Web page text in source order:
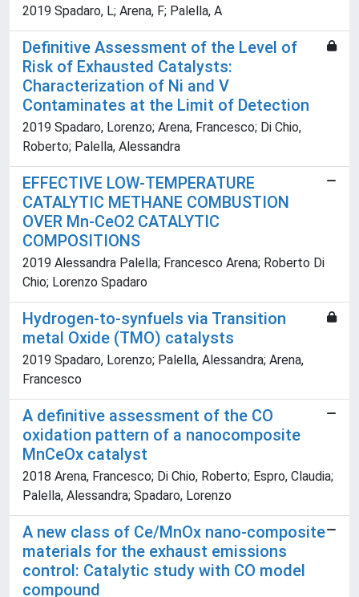
2019 Spadaro, L; Arena, F; Palella, A
Definitive Assessment of the Level of
Risk of Exhausted Catalysts:
Characterization of Ni and V
Contaminates at the Limit of Detection
2019 Spadaro, Lorenzo; Arena, Francesco; Di Chio,
Roberto; Palella, Alessandra
EFFECTIVE LOW-TEMPERATURE
CATALYTIC METHANE COMBUSTION
OVER Mn-CeO2 CATALYTIC
COMPOSITIONS
2019 Alessandra Palella; Francesco Arena; Roberto Di
Chio; Lorenzo Spadaro
Hydrogen-to-synfuels via Transition
metal Oxide (TMO) catalysts
2019 Spadaro, Lorenzo; Palella, Alessandra; Arena,
Francesco
A definitive assessment of the CO
oxidation pattern of a nanocomposite
MnCeOx catalyst
2018 Arena, Francesco; Di Chio, Roberto; Espro, Claudia;
Palella, Alessandra; Spadaro, Lorenzo
A new class of Ce/MnOx nano-composite
materials for the exhaust emissions
control: Catalytic study with CO model
compound